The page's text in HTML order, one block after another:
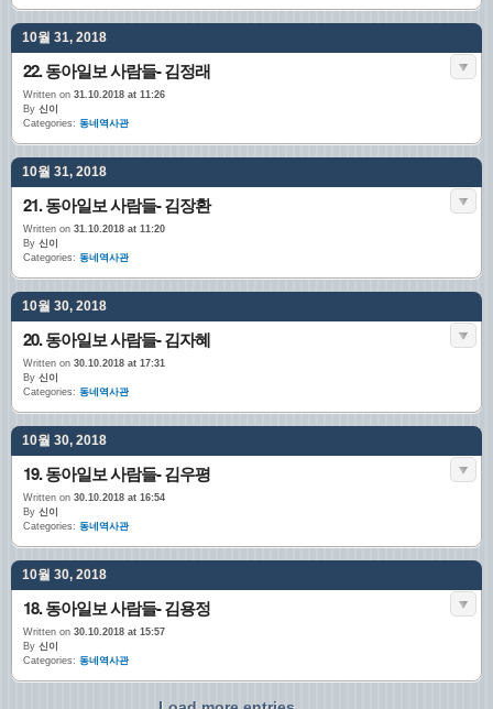
10월 31, 2018
22. 동아일보 사람들- 김정래
Written on 31.10.2018 at 11:26
By 신이
Categories: 동네역사관
10월 31, 2018
21. 동아일보 사람들- 김장환
Written on 31.10.2018 at 11:20
By 신이
Categories: 동네역사관
10월 30, 2018
20. 동아일보 사람들- 김자혜
Written on 30.10.2018 at 17:31
By 신이
Categories: 동네역사관
10월 30, 2018
19. 동아일보 사람들- 김우평
Written on 30.10.2018 at 16:54
By 신이
Categories: 동네역사관
10월 30, 2018
18. 동아일보 사람들- 김용정
Written on 30.10.2018 at 15:57
By 신이
Categories: 동네역사관